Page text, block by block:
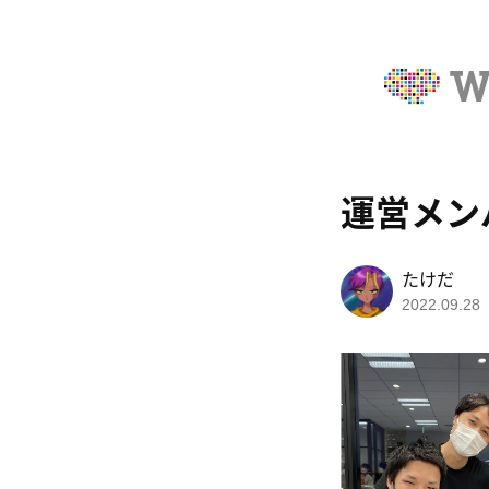
運営メ
たけだ
2022.09.28